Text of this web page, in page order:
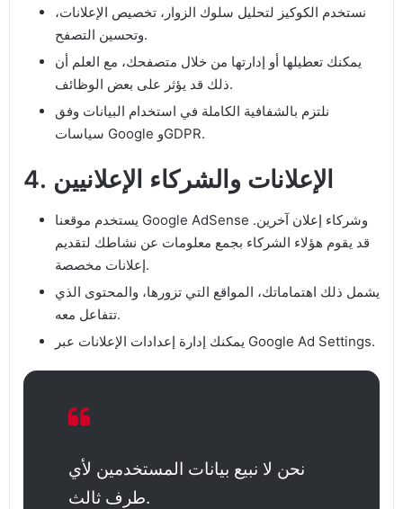
نستخدم الكوكيز لتحليل سلوك الزوار، تخصيص الإعلانات،
وتحسين التصفح.
يمكنك تعطيلها أو إدارتها من خلال متصفحك، مع العلم أن
ذلك قد يؤثر على بعض الوظائف.
نلتزم بالشفافية الكاملة في استخدام البيانات وفق
سياسات Google وGDPR.
4. الإعلانات والشركاء الإعلانيين
يستخدم موقعنا Google AdSense وشركاء إعلان آخرين.
قد يقوم هؤلاء الشركاء بجمع معلومات عن نشاطك لتقديم
إعلانات مخصصة.
يشمل ذلك اهتماماتك، المواقع التي تزورها، والمحتوى الذي
تتفاعل معه.
يمكنك إدارة إعدادات الإعلانات عبر Google Ad Settings.
نحن لا نبيع بيانات المستخدمين لأي
طرف ثالث.